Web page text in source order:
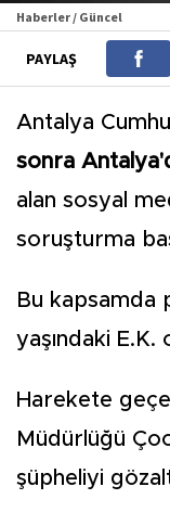
Haberler / Güncel
PAYLAŞ
Antalya
sonra
alan sosyal
soruşturma
Bu kapsamda
yaşındaki
Harekete
Müdürlüğü
şüpheliyi